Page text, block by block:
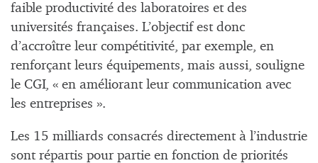
faible productivité des laboratoires et des
universités françaises. L’objectif est donc
d’accroître leur compétitivité, par exemple, en
renforçant leurs équipements, mais aussi, souligne
le CGI, « en améliorant leur communication avec
les entreprises ».
Les 15 milliards consacrés directement à l’industrie
sont répartis pour partie en fonction de priorités